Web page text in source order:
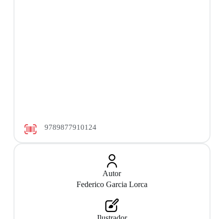
9789877910124
Autor
Federico Garcia Lorca